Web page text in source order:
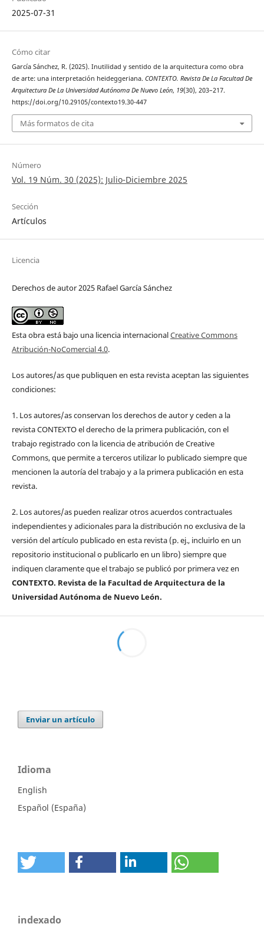
2025-07-31
Cómo citar
García Sánchez, R. (2025). Inutilidad y sentido de la arquitectura como obra
de arte: una interpretación heideggeriana. CONTEXTO. Revista De La Facultad De
Arquitectura De La Universidad Autónoma De Nuevo León, 19(30), 203–217.
https://doi.org/10.29105/contexto19.30-447
Más formatos de cita
Número
Vol. 19 Núm. 30 (2025): Julio-Diciembre 2025
Sección
Artículos
Licencia
Derechos de autor 2025 Rafael García Sánchez
Esta obra está bajo una licencia internacionalCreative Commons
Atribución-NoComercial 4.0.
Los autores/as que publiquen en esta revista aceptan las siguientes
condiciones:
1. Los autores/as conservan los derechos de autor y ceden a la
revista CONTEXTO el derecho de la primera publicación, con el
trabajo registrado con la licencia de atribución de Creative
Commons, que permite a terceros utilizar lo publicado siempre que
mencionen la autoría del trabajo y a la primera publicación en esta
revista.
2. Los autores/as pueden realizar otros acuerdos contractuales
independientes y adicionales para la distribución no exclusiva de la
versión del artículo publicado en esta revista (p. ej., incluirlo en un
repositorio institucional o publicarlo en un libro) siempre que
indiquen claramente que el trabajo se publicó por primera vez en
CONTEXTO. Revista de la Facultad de Arquitectura de la
Universidad Autónoma de Nuevo León.
Enviar un artículo
Idioma
English
Español (España)
indexado